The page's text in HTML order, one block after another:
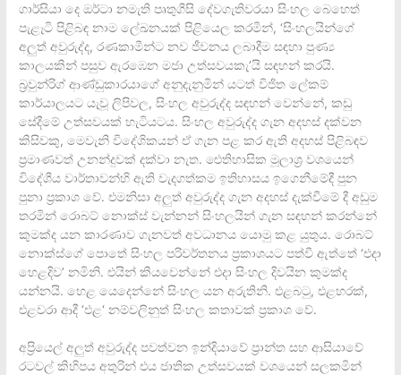
ගාර්සියා දෙ ඔර්ටා නමැති පෘතුගීසි දේවගැතිවරයා සිංහල බෙහෙත්
පැළෑටි පිළිබඳ නාම ලේඛනයක් පිළියෙල කරමින්, ‘සිංහලයින්ගේ
අලුත් අවුරුද්ද, රණකාමීන්ට නව ජීවනය ලබාදීම සඳහා පුණ්‍ය
කාලයකින් පසුව ඇරඹෙන මජා උත්සවයකැ’යි සඳහන් කරයි.
බ්‍රවුන්රිග් ආණ්ඩුකාරයාගේ අනුදැනුමින් යටත් විජිත ලේකම්
කාර්යාලයට යැවූ ලිපිවල, සිංහල අවුරුද්ද සඳහන් වෙන්නේ, කඩු
සේදීමේ උත්සවයක් හැටියටය. සිංහල අවුරුද්ද ගැන අදහස් දක්වන
කිසිවකු, මෙවැනි විදේශිකයන් ඒ ගැන පළ කර ඇති අදහස් පිළිබඳව
ප්‍රමාණවත් උනන්දුවක් දක්වා නැත. ඓතිහාසික මූලාශ්‍ර වශයෙන්
විදේශීය වාර්තාවන්හි ඇති වැදගත්කම ඉතිහාසය ඉගෙනීමේදී පුන
පුනා ප්‍රකාශ වේ. එමනිසා අලුත් අවුරුද්ද ගැන අදහස් දැක්වීමේ දී අඩුම
තරමින් රොබට් නොක්ස් වැන්නන් සිංහලයින් ගැන සඳහන් කරන්නේ
කුමක්ද යන කාරණාව ගැනවත් අවධානය යොමු කළ යුතුය. රොබට්
නොක්ස්ගේ පොතේ සිංහල පරිවර්තනය ප්‍රකාශයට පත්වී ඇත්තේ ‘එදා
හෙළදිව’ නමිනි. එයින් කියවෙන්නේ එදා සිංහල දිවයින කුමක්ද
යන්නයි. හෙළ යෙදෙන්නේ සිංහල යන අරුතිනි. එළබටු, එළහරක්,
එළවරා ආදී ‘එළ‘ නම්වලිනුත් සිංහල කතාවක් ප්‍රකාශ වේ.
අප්‍රියෙල් අලුත් අවුරුද්ද පවත්වන ඉන්දියාවේ ප්‍රාන්ත සහ ආසියාවේ
රටවල් කිහිපය අතුරින් එය ජාතික උත්සවයක් වශයෙන් සලකමින්